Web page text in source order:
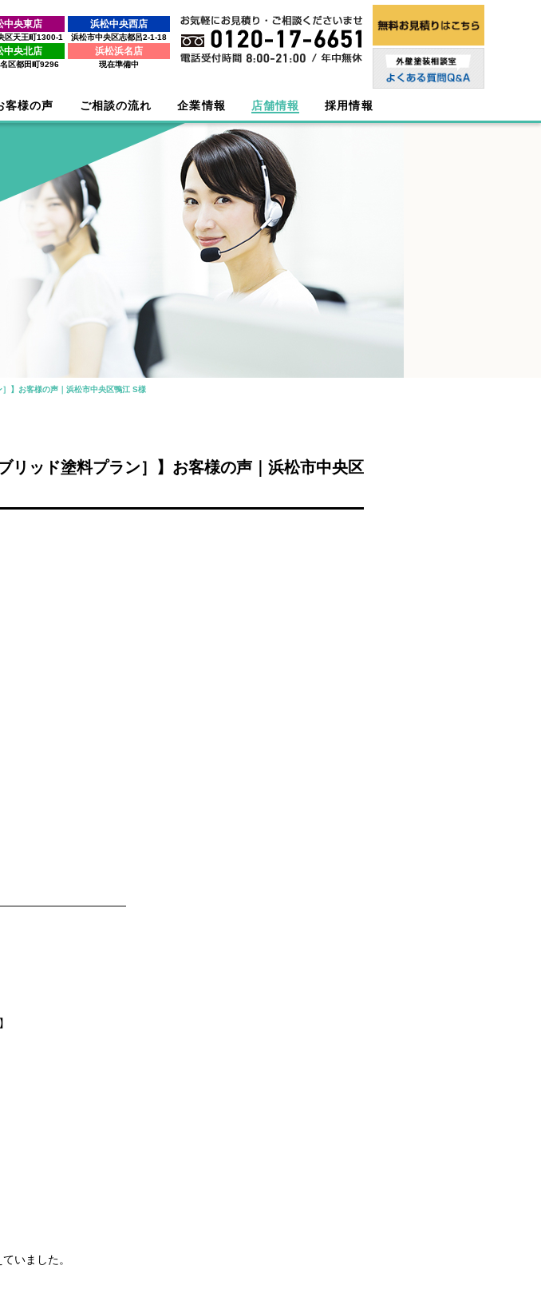
中央東店
区天王町1300-1
浜松中央西店
浜松市中央区志都呂2-1-18
中央北店
区都田町9296
浜松浜名店
現在準備中
客様の声 ご相談の流れ 企業情報 店舗情報 採用情報
】お客様の声｜浜松市中央区鴨江 S様
リッド塗料プラン］】お客様の声｜浜松市中央区
いました。